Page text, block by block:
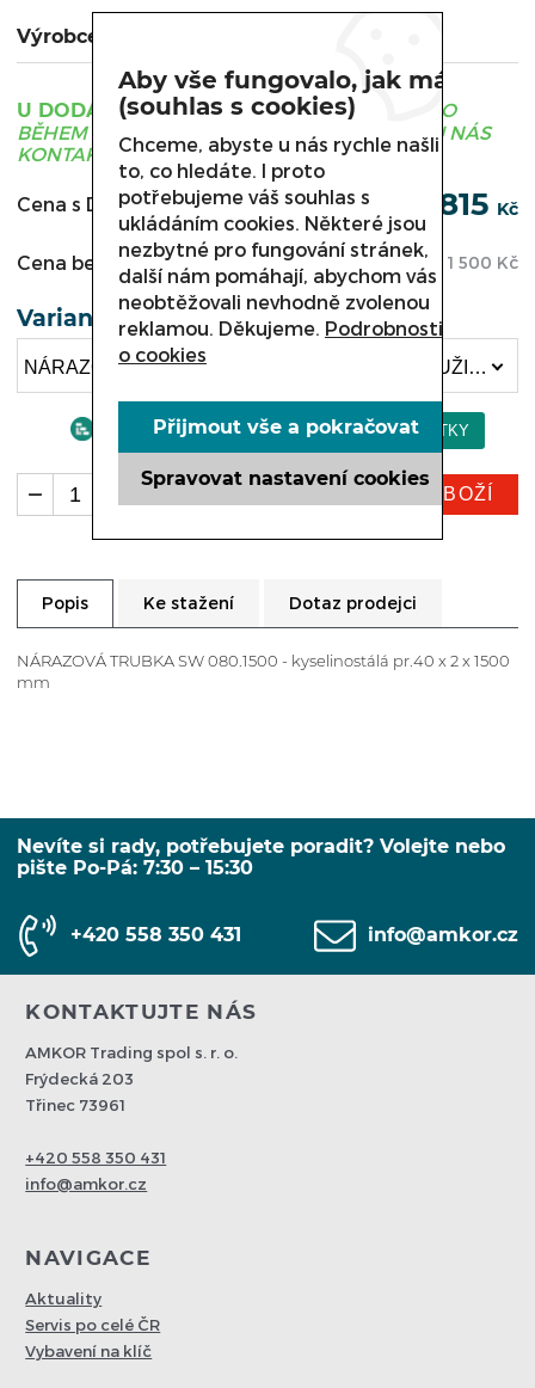
Výrobce:
U DODAVATELE ZBOŽÍ JE OBVYKLE DODÁNO
BĚHEM 3 - 21 DNÍ, PRO UPŘESNĚNÍ TERMÍNU NÁS
KONTAKTUJTE.
Cena s DPH: 1 815 Kč
Cena bez DPH: 1 500 Kč
Varianta
NÁRAZOVÁ LIŠTA SW 080.100 , OCELOVÁ PRUŽINA KYSELINOSTÁLÁ SW 080.131 (1 815 Kč)
ks KOUPIT ZBOŽÍ
Popis Ke stažení Dotaz prodejci
NÁRAZOVÁ TRUBKA SW 080.1500 - kyselinostálá pr.40 x 2 x 1500
mm
Nevíte si rady, potřebujete poradit? Volejte nebo
pište Po-Pá: 7:30 – 15:30
+420 558 350 431 info@amkor.cz
KONTAKTUJTE NÁS
AMKOR Trading spol s. r. o.
Frýdecká 203
Třinec 73961
+420 558 350 431
info@amkor.cz
NAVIGACE
Aktuality
Servis po celé ČR
Vybavení na klíč
Aby vše fungovalo, jak má
(souhlas s cookies)
Chceme, abyste u nás rychle našli
to, co hledáte. I proto
potřebujeme váš souhlas s
ukládáním cookies. Některé jsou
nezbytné pro fungování stránek,
další nám pomáhají, abychom vás
neobtěžovali nevhodně zvolenou
reklamou. Děkujeme. Podrobnosti
o cookies
Spravovat nastavení cookies
Přijmout vše a pokračovat